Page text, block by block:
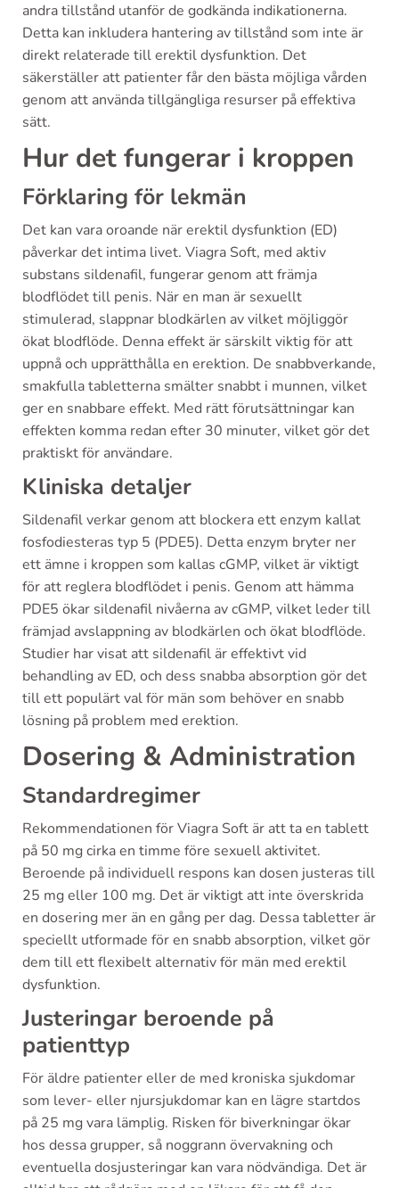
andra tillstånd utanför de godkända indikationerna.
Detta kan inkludera hantering av tillstånd som inte är
direkt relaterade till erektil dysfunktion. Det
säkerställer att patienter får den bästa möjliga vården
genom att använda tillgängliga resurser på effektiva
sätt.
Hur det fungerar i kroppen
Förklaring för lekmän
Det kan vara oroande när erektil dysfunktion (ED)
påverkar det intima livet. Viagra Soft, med aktiv
substans sildenafil, fungerar genom att främja
blodflödet till penis. När en man är sexuellt
stimulerad, slappnar blodkärlen av vilket möjliggör
ökat blodflöde. Denna effekt är särskilt viktig för att
uppnå och upprätthålla en erektion. De snabbverkande,
smakfulla tabletterna smälter snabbt i munnen, vilket
ger en snabbare effekt. Med rätt förutsättningar kan
effekten komma redan efter 30 minuter, vilket gör det
praktiskt för användare.
Kliniska detaljer
Sildenafil verkar genom att blockera ett enzym kallat
fosfodiesteras typ 5 (PDE5). Detta enzym bryter ner
ett ämne i kroppen som kallas cGMP, vilket är viktigt
för att reglera blodflödet i penis. Genom att hämma
PDE5 ökar sildenafil nivåerna av cGMP, vilket leder till
främjad avslappning av blodkärlen och ökat blodflöde.
Studier har visat att sildenafil är effektivt vid
behandling av ED, och dess snabba absorption gör det
till ett populärt val för män som behöver en snabb
lösning på problem med erektion.
Dosering & Administration
Standardregimer
Rekommendationen för Viagra Soft är att ta en tablett
på 50 mg cirka en timme före sexuell aktivitet.
Beroende på individuell respons kan dosen justeras till
25 mg eller 100 mg. Det är viktigt att inte överskrida
en dosering mer än en gång per dag. Dessa tabletter är
speciellt utformade för en snabb absorption, vilket gör
dem till ett flexibelt alternativ för män med erektil
dysfunktion.
Justeringar beroende på
patienttyp
För äldre patienter eller de med kroniska sjukdomar
som lever- eller njursjukdomar kan en lägre startdos
på 25 mg vara lämplig. Risken för biverkningar ökar
hos dessa grupper, så noggrann övervakning och
eventuella dosjusteringar kan vara nödvändiga. Det är